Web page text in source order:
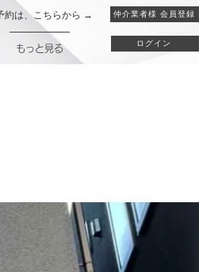
約は、こちらから → 仲介業者様 会員登録
もっと見る
ログイン